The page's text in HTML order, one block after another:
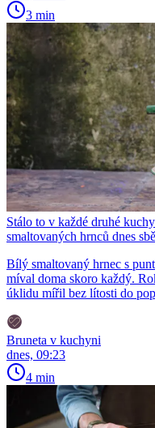
3 min
Stálo to v každé druhé
smaltovaných hrnců dnes
Bílý smaltovaný hrnec s
míval doma skoro každý.
úklidu mířil bez lítosti do
Bruneta v kuchyni
dnes, 09:23
4 min